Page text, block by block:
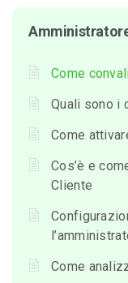
Come
Quali sono i
Come
Cos’è e
Cliente
Come